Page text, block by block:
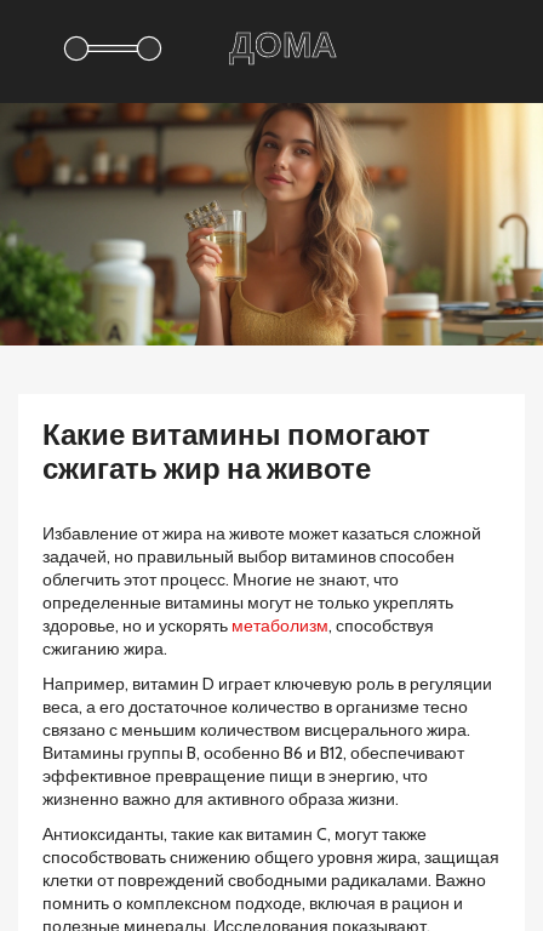
Какие витамины помогают
сжигать жир на животе
Избавление от жира на животе может казаться сложной
задачей, но правильный выбор витаминов способен
облегчить этот процесс. Многие не знают, что
определенные витамины могут не только укреплять
здоровье, но и ускорять метаболизм, способствуя
сжиганию жира.
Например, витамин D играет ключевую роль в регуляции
веса, а его достаточное количество в организме тесно
связано с меньшим количеством висцерального жира.
Витамины группы B, особенно B6 и B12, обеспечивают
эффективное превращение пищи в энергию, что
жизненно важно для активного образа жизни.
Антиоксиданты, такие как витамин C, могут также
способствовать снижению общего уровня жира, защищая
клетки от повреждений свободными радикалами. Важно
помнить о комплексном подходе, включая в рацион и
полезные минералы. Исследования показывают,